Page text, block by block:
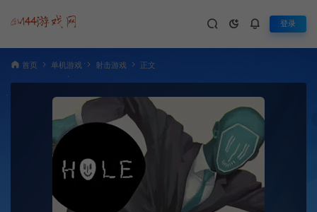
登录
首页 单机游戏 射击游戏 正文